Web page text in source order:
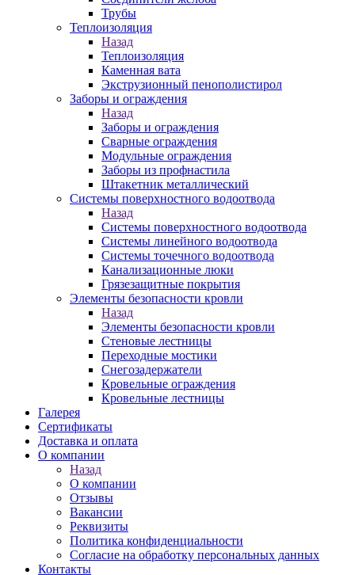
Трубы
Теплоизоляция
Назад
Теплоизоляция
Каменная вата
Экструзионный пенополистирол
Заборы и ограждения
Назад
Заборы и ограждения
Сварные ограждения
Модульные ограждения
Заборы из профнастила
Штакетник металлический
Системы поверхностного водоотвода
Назад
Системы поверхностного водоотвода
Системы линейного водоотвода
Системы точечного водоотвода
Канализационные люки
Грязезащитные покрытия
Элементы безопасности кровли
Назад
Элементы безопасности кровли
Стеновые лестницы
Переходные мостики
Снегозадержатели
Кровельные ограждения
Кровельные лестницы
Галерея
Сертификаты
Доставка и оплата
О компании
Назад
О компании
Отзывы
Вакансии
Реквизиты
Политика конфиденциальности
Согласие на обработку персональных данных
Контакты